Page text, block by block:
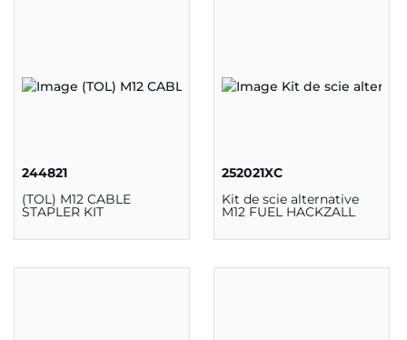
244821
(TOL) M12 CABLE
STAPLER KIT
252021XC
Kit de scie alternative
M12 FUEL HACKZALL